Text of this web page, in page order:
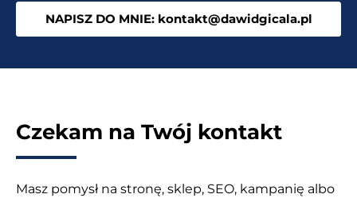
NAPISZ DO MNIE: kontakt@dawidgicala.pl
Czekam na Twój kontakt
Masz pomysł na stronę, sklep, SEO, kampanię albo